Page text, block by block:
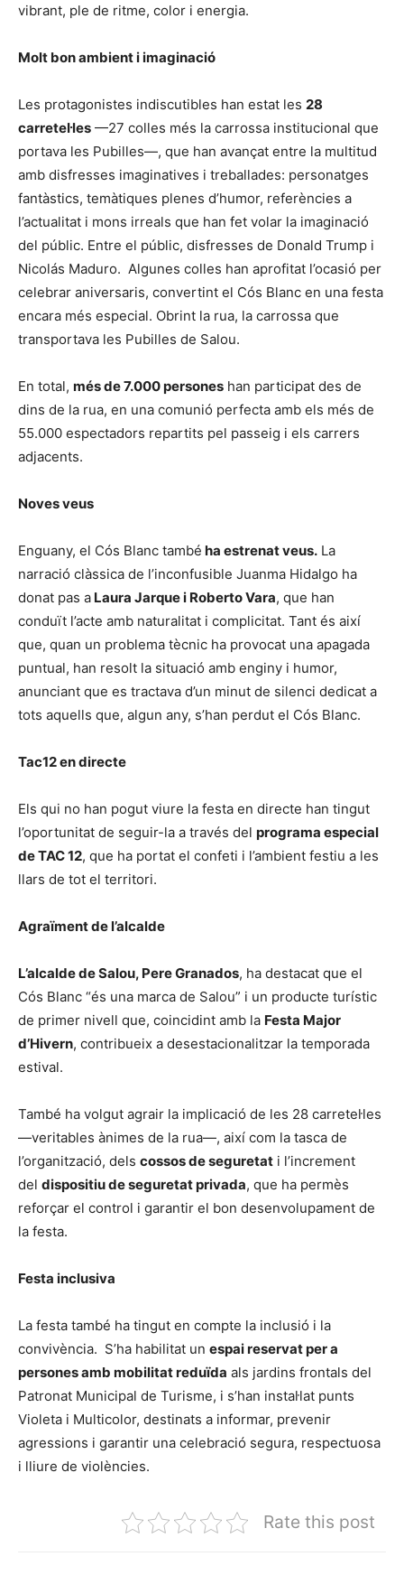
vibrant, ple de ritme, color i energia.
Molt bon ambient i imaginació
Les protagonistes indiscutibles han estat les 28
carretel·les —27 colles més la carrossa institucional que
portava les Pubilles—, que han avançat entre la multitud
amb disfresses imaginatives i treballades: personatges
fantàstics, temàtiques plenes d’humor, referències a
l’actualitat i mons irreals que han fet volar la imaginació
del públic. Entre el públic, disfresses de Donald Trump i
Nicolás Maduro. Algunes colles han aprofitat l’ocasió per
celebrar aniversaris, convertint el Cós Blanc en una festa
encara més especial. Obrint la rua, la carrossa que
transportava les Pubilles de Salou.
En total, més de 7.000 persones han participat des de
dins de la rua, en una comunió perfecta amb els més de
55.000 espectadors repartits pel passeig i els carrers
adjacents.
Noves veus
Enguany, el Cós Blanc també ha estrenat veus. La
narració clàssica de l’inconfusible Juanma Hidalgo ha
donat pas a Laura Jarque i Roberto Vara, que han
conduït l’acte amb naturalitat i complicitat. Tant és així
que, quan un problema tècnic ha provocat una apagada
puntual, han resolt la situació amb enginy i humor,
anunciant que es tractava d’un minut de silenci dedicat a
tots aquells que, algun any, s’han perdut el Cós Blanc.
Tac12 en directe
Els qui no han pogut viure la festa en directe han tingut
l’oportunitat de seguir-la a través del programa especial
de TAC 12, que ha portat el confeti i l’ambient festiu a les
llars de tot el territori.
Agraïment de l’alcalde
L’alcalde de Salou, Pere Granados, ha destacat que el
Cós Blanc “és una marca de Salou” i un producte turístic
de primer nivell que, coincidint amb la Festa Major
d’Hivern, contribueix a desestacionalitzar la temporada
estival.
També ha volgut agrair la implicació de les 28 carretel·les
—veritables ànimes de la rua—, així com la tasca de
l’organització, dels cossos de seguretat i l’increment
del dispositiu de seguretat privada, que ha permès
reforçar el control i garantir el bon desenvolupament de
la festa.
Festa inclusiva
La festa també ha tingut en compte la inclusió i la
convivència. S’ha habilitat un espai reservat per a
persones amb mobilitat reduïda als jardins frontals del
Patronat Municipal de Turisme, i s’han instal·lat punts
Violeta i Multicolor, destinats a informar, prevenir
agressions i garantir una celebració segura, respectuosa
i lliure de violències.
Rate this post